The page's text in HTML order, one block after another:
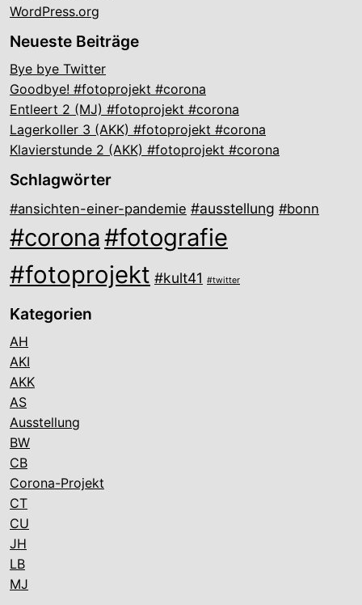
WordPress.org
Neueste Beiträge
Bye bye Twitter
Goodbye! #fotoprojekt #corona
Entleert 2 (MJ) #fotoprojekt #corona
Lagerkoller 3 (AKK) #fotoprojekt #corona
Klavierstunde 2 (AKK) #fotoprojekt #corona
Schlagwörter
#ansichten-einer-pandemie #ausstellung #bonn
#corona#fotografie
#fotoprojekt #kult41 #twitter
Kategorien
AH
AKI
AKK
AS
Ausstellung
BW
CB
Corona-Projekt
CT
CU
JH
LB
MJ